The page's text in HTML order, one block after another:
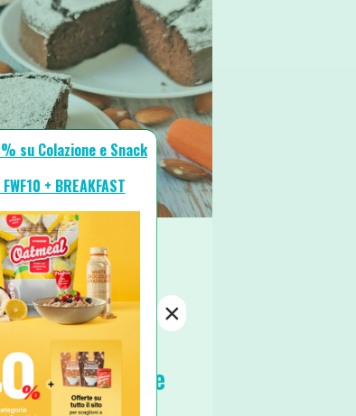
RICETTE
RICETTE DOLCI
RICETTE VEGETARIANE
e Proteica
e Mandorle
su Colazione e Snack
+ BREAKFAST
×